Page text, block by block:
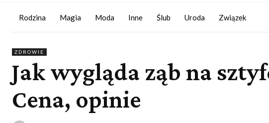
Rodzina Magia Moda Inne Ślub Uroda Związek
ZDROWIE
Jak wygląda ząb na
Cena, opinie